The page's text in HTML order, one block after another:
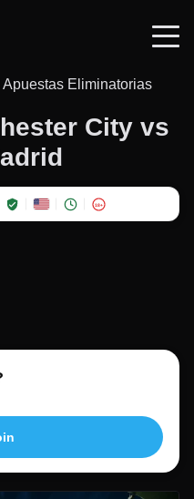
Eliminatorias
City vs
18+